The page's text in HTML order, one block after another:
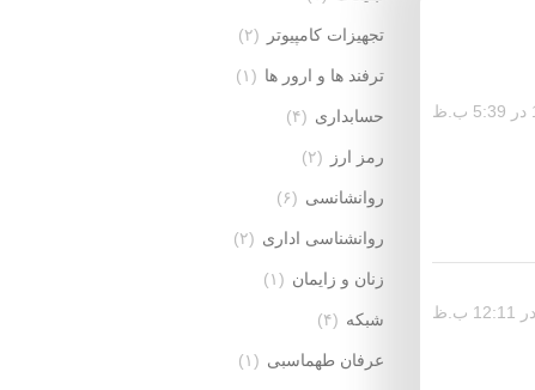
تجهیزات کامپیوتر (۲)
ترفند ها و ارور ها (۱)
حسابداری (۴)
رمز ارز (۲)
روانشانسی (۶)
روانشناسی اداری (۲)
زنان و زایمان (۱)
شبکه (۴)
عرفان طهماسبی (۱)